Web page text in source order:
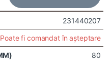
231440207
Poate fi comandat în așteptare
80